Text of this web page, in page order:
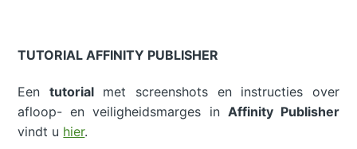
TUTORIAL AFFINITY PUBLISHER
Een tutorialmet screenshots en instructies over
afloop- en veiligheidsmarges in Affinity Publisher
vindt u hier.